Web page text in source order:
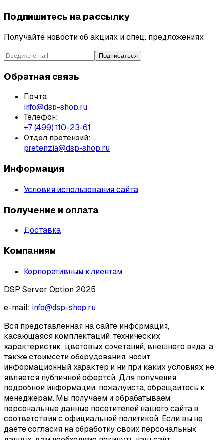
Подпишитесь на рассылку
Получайте новости об акциях и спец. предложениях
Подписаться
Обратная связь
Почта:
info@dsp-shop.ru
Телефон:
+7 (499) 110-23-61
Отдел претензий:
pretenzia@dsp-shop.ru
Информация
Условия использования сайта
Получение и оплата
Доставка
Компаниям
Корпоративным клиентам
DSP Server Option 2025
e-mail: info@dsp-shop.ru
Вся представленная на сайте информация,
касающаяся комплектаций, технических
характеристик, цветовых сочетаний, внешнего вида, а
также стоимости оборудования, носит
информационный характер и ни при каких условиях не
является публичной офертой. Для получения
подробной информации, пожалуйста, обращайтесь к
менеджерам. Мы получаем и обрабатываем
персональные данные посетителей нашего сайта в
соответствии с официальной политикой. Если вы не
даете согласия на обработку своих персональных